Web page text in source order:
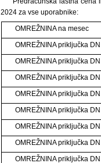
2024 za vse uporabnike:
OMREŽNINA na mesec
OMREŽNINA priključka
OMREŽNINA priključka
OMREŽNINA priključka
OMREŽNINA priključka
OMREŽNINA priključka
OMREŽNINA priključka
OMREŽNINA priključka
OMREŽNINA priključka